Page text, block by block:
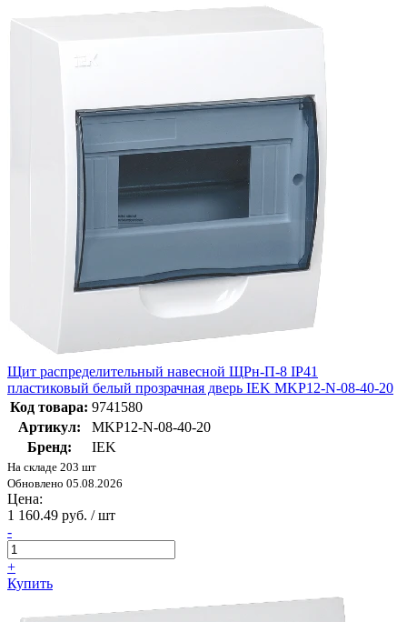
Щит распределительный навесной ЩРн-П-8 IP41
пластиковый белый прозрачная дверь IEK MKP12-N-08-40-20
Код товара: 9741580
Артикул:
MKP12-N-08-40-20
Бренд:
IEK
На складе 203 шт
Обновлено 05.08.2026
Цена:
1 160.49 руб. / шт
-
+
Купить